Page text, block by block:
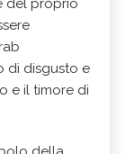
del proprio
di disgusto e
e il timore di